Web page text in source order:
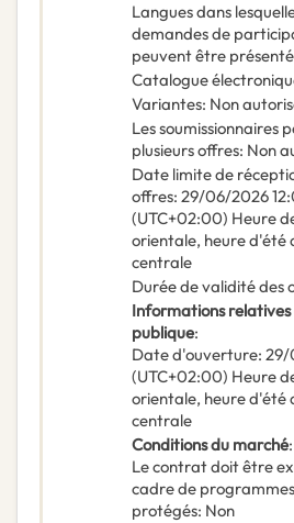
Langues dans
demandes de
peuvent être
Catalogue
Variantes: Non
Les soumissionnaires
plusieurs offres: Non
Date limite de
offres: 29/06/2026
(UTC+02:00) Heure
orientale, heure d'été
centrale
Durée de validité des
Informations relatives
publique:
Date d'ouverture: 29/
(UTC+02:00) Heure
orientale, heure d'été
centrale
Conditions du marché:
Le contrat doit être
cadre de programmes
protégés: Non